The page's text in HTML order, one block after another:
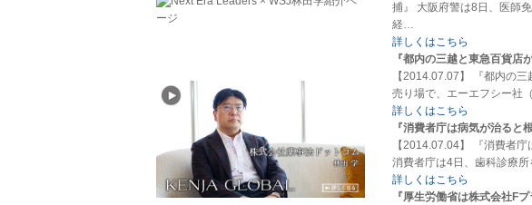
捕』 大阪府警は8日、医師
経…
詳しくはこちら
『都内の三越と東急百貨店
【2014.07.07】 『都内の
売り場で、エーエフシー社
詳しくはこちら
『消費者庁は病気が治ると
【2014.07.04】 『消費者
消費者庁は4日、歯科診療
詳しくはこちら
『厚生労働省は株式会社F